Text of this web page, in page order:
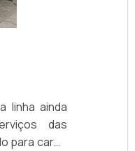
linha ainda
das
para carga